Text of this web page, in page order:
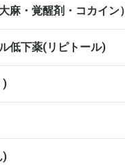
麻・覚醒剤・コカイン）
低下薬(リピトール)
)
)